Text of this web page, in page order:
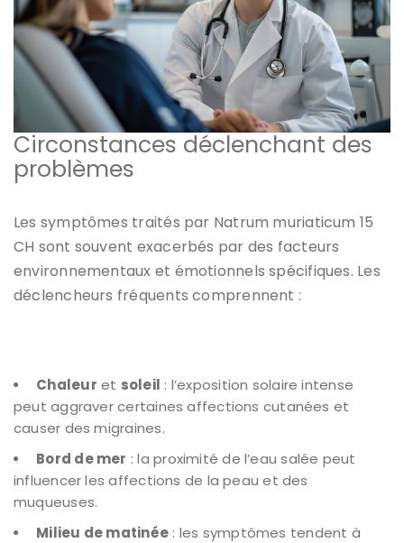
Circonstances déclenchant des
problèmes
Les symptômes traités par Natrum muriaticum 15
CH sont souvent exacerbés par des facteurs
environnementaux et émotionnels spécifiques. Les
déclencheurs fréquents comprennent :
Chaleur et soleil : l’exposition solaire intense
peut aggraver certaines affections cutanées et
causer des migraines.
Bord de mer : la proximité de l’eau salée peut
influencer les affections de la peau et des
muqueuses.
Milieu de matinée : les symptômes tendent à